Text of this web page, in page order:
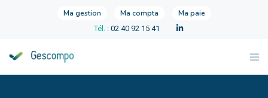
Ma gestion Ma compta Ma paie
Tél. : 02 40 92 15 41